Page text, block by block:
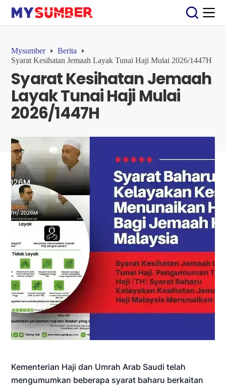
S
k
o
c
o
n
e
n
t
Mysumber
Berita
Syarat Kesihatan Jemaah Layak Tunai Haji Mulai 2026/1447H
Syarat Kesihatan Jemaah
Layak Tunai Haji Mulai
2026/1447H
Kementerian Haji dan Umrah Arab Saudi telah
mengumumkan beberapa syarat baharu berkaitan